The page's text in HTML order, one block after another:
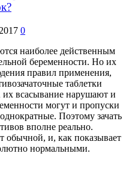
0
наиболее действенным
беременности. Но их
правил применения,
таблетки
всасывание нарушают и
могут и пропуски
Поэтому зачать
вполне реально.
обычной, и, как показывает
нормальными.